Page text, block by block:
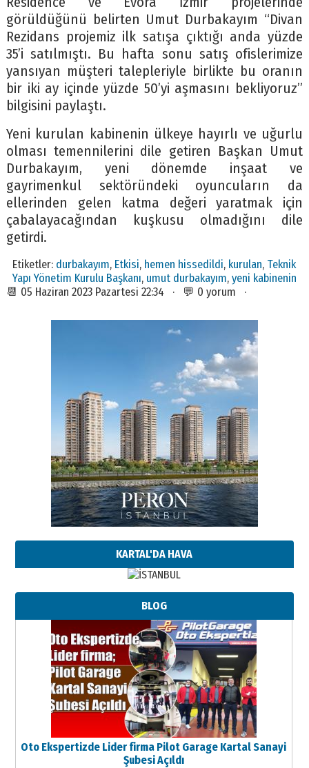
görüldüğünü belirten Umut Durbakayım “Divan
Rezidans projemiz ilk satışa çıktığı anda yüzde
35’i satılmıştı. Bu hafta sonu satış ofislerimize
yansıyan müşteri talepleriyle birlikte bu oranın
bir iki ay içinde yüzde 50’yi aşmasını bekliyoruz”
bilgisini paylaştı.
Yeni kurulan kabinenin ülkeye hayırlı ve uğurlu
olması temennilerini dile getiren Başkan Umut
Durbakayım, yeni dönemde inşaat ve
gayrimenkul sektöründeki oyuncuların da
ellerinden gelen katma değeri yaratmak için
çabalayacağından kuşkusu olmadığını dile
getirdi.
Etiketler: durbakayım, Etkisi, hemen hissedildi, kurulan, Teknik
Yapı Yönetim Kurulu Başkanı, umut durbakayım, yeni kabinenin
📆 05 Haziran 2023 Pazartesi 22:34 · 💬 0 yorum ·
KARTAL'DA HAVA
BLOG
Oto Ekspertizde Lider firma Pilot Garage Kartal Sanayi
Şubesi Açıldı